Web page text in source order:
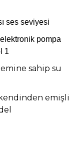
ses seviyesi
pompa
1
sahip su
emişli